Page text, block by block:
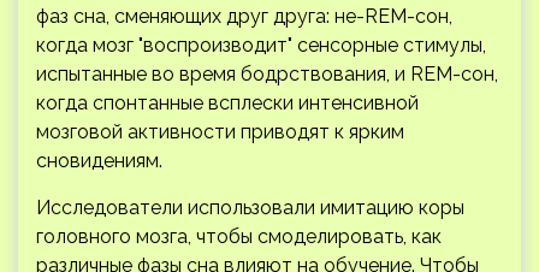
фаз сна, сменяющих друг друга: не-REM-сон,
когда мозг "воспроизводит" сенсорные стимулы,
испытанные во время бодрствования, и REM-сон,
когда спонтанные всплески интенсивной
мозговой активности приводят к ярким
сновидениям.
Исследователи использовали имитацию коры
головного мозга, чтобы смоделировать, как
различные фазы сна влияют на обучение. Чтобы